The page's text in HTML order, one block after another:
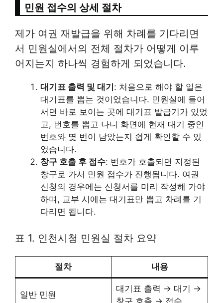
민원 접수의 상세 절차
제가 여권 재발급을 위해 차례를 기다리면
서 민원실에서의 전체 절차가 어떻게 이루
어지는지 하나씩 경험하게 되었습니다.
대기표 출력 및 대기: 처음으로 해야 할 일은
대기표를 뽑는 것이었습니다. 민원실에 들어
서면 바로 보이는 곳에 대기표 발급기가 있었
고, 번호를 뽑고 나니 화면에 현재 대기 중인
번호와 몇 번이 남았는지 쉽게 확인할 수 있
었습니다.
창구 호출 후 접수: 번호가 호출되면 지정된
창구로 가서 민원 접수가 진행됩니다. 여권
신청의 경우에는 신청서를 미리 작성해 가야
하며, 교부 시에는 대기표만 뽑고 차례를 기
다리면 됩니다.
표 1. 인천시청 민원실 절차 요약
절차 내용
일반 민원
대기표 출력 → 대기 →
창구 호출 → 접수